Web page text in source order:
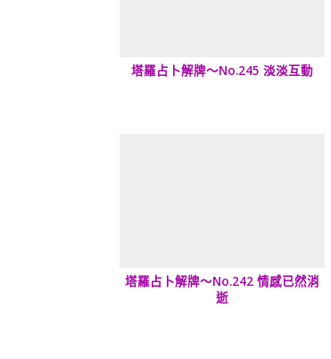
塔羅占卜解牌～No.245 淡淡互動
塔羅占卜解牌～No.242 情感已然消
逝